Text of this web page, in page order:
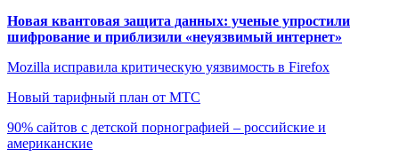
Новая квантовая защита данных: ученые упростили
шифрование и приблизили «неуязвимый интернет»
Mozilla исправила критическую уязвимость в Firefox
Новый тарифный план от МТС
90% сайтов с детской порнографией – российские и
американские